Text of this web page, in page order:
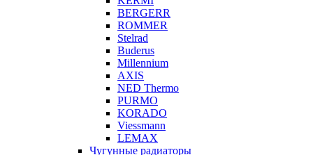
BERGERR
ROMMER
Stelrad
Buderus
Millennium
AXIS
NED Thermo
PURMO
KORADO
Viessmann
LEMAX
Чугунные радиаторы